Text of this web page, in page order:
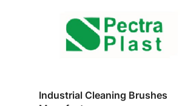
Industrial Cleaning Brushes